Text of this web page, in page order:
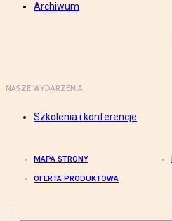
Archiwum
NASZE WYDARZENIA
Szkolenia i konferencje
MAPA STRONY
OFERTA PRODUKTOWA